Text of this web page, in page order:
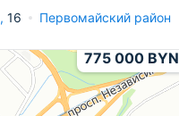
, 16 Первомайский район
775 000 BYN